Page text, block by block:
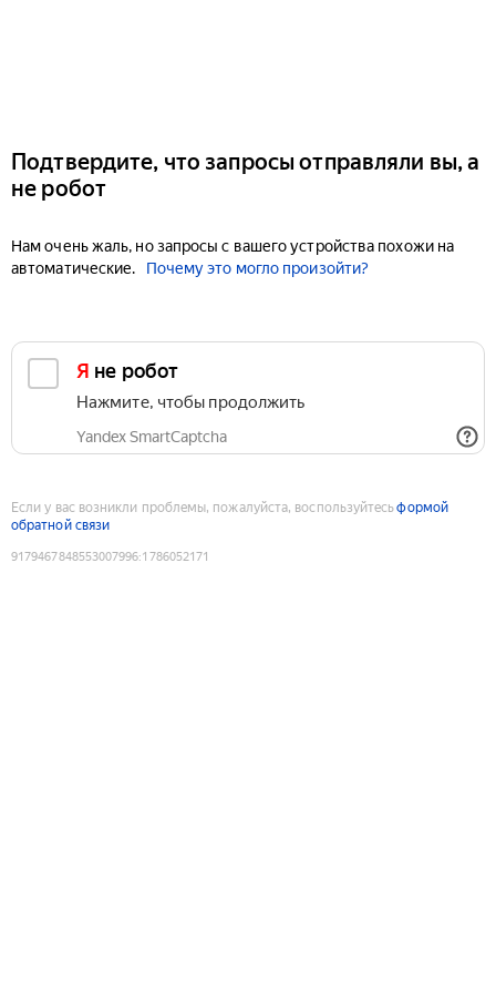
Подтвердите, что запросы отправляли вы, а
не робот
Нам очень жаль, но запросы с вашего устройства похожи на
автоматические.
Почему это могло произойти?
Я не робот
Нажмите, чтобы продолжить
Yandex SmartCaptcha
Если у вас возникли проблемы, пожалуйста, воспользуйтесьформой
обратной связи
9179467848553007996:1786052171